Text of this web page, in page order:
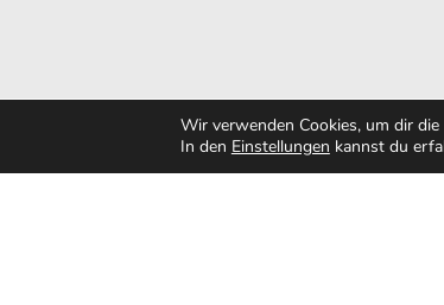
Wir verwenden Cookies, um dir
In den Einstellungen kannst du